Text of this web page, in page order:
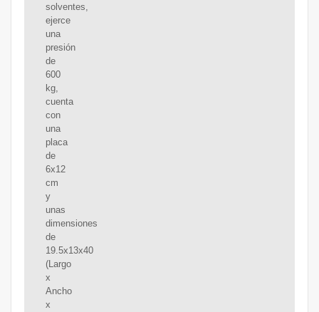
solventes,
ejerce
una
presión
de
600
kg,
cuenta
con
una
placa
de
6x12
cm
y
unas
dimensiones
de
19.5x13x40
(Largo
x
Ancho
x